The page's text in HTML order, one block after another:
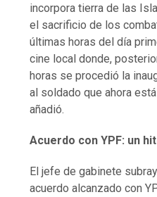
incorpora tierra de las
el sacrificio de los
últimas horas del día
cine local donde,
horas se procedió la
al soldado que ahora
añadió.
Acuerdo con YPF: un
El jefe de gabinete
acuerdo alcanzado con